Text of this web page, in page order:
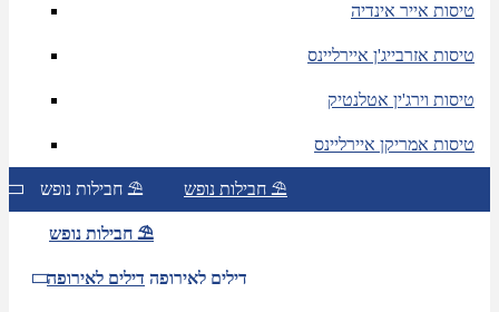
טיסות אייר אינדיה
טיסות אזרבייג'ן איירליינס
טיסות וירג'ין אטלנטיק
טיסות אמריקן איירליינס
חבילות נופש ⛱ חבילות נופש ⛱
חבילות נופש ⛱
דילים לאירופה דילים לאירופה